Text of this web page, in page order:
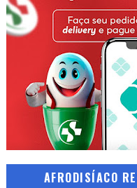
AFRODISÍACO